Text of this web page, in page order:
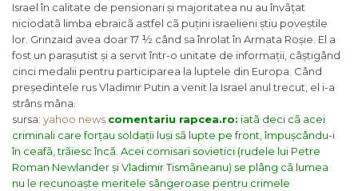
Israel în calitate de pensionari și majoritatea nu au învãțat
niciodatã limba ebraicã astfel cã puțini israelieni știu poveștile
lor. Grinzaid avea doar 17 ½ când sa înrolat în Armata Roșie. El a
fost un parașutist și a servit într-o unitate de informații, câștigând
cinci medalii pentru participarea la luptele din Europa. Când
președintele rus Vladimir Putin a venit la Israel anul trecut, el i-a
strâns mâna.
sursa: yahoo news comentariu rapcea.ro: iatã deci cã acei
criminali care forțau soldații luși sã lupte pe front, împușcându-i
în ceafã, trãiesc încã. Acei comisari sovietici (rudele lui Petre
Roman Newlander și Vladimir Tismãneanu) se plâng cã lumea
nu le recunoaște meritele sângeroase pentru crimele